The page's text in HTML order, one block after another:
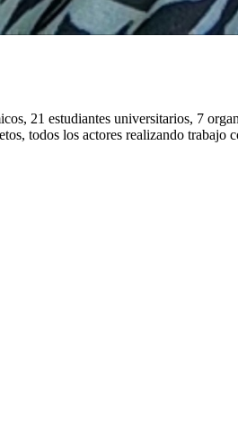
21 estudiantes universitarios, 7
todos los actores realizando trabajo